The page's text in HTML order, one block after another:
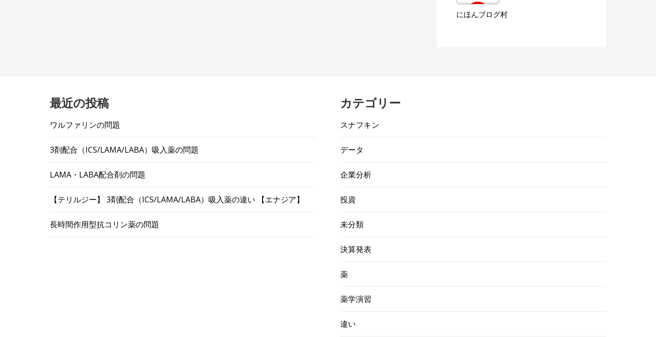
にほんブログ村
最近の投稿
ワルファリンの問題
3剤配合（ICS/LAMA/LABA）吸入薬の問題
LAMA・LABA配合剤の問題
【テリルジー】 3剤配合（ICS/LAMA/LABA）吸入薬の違い 【エナジア】
長時間作用型抗コリン薬の問題
カテゴリー
スナフキン
データ
企業分析
投資
未分類
決算発表
薬
薬学演習
違い